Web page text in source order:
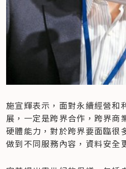
施宣輝表示，面對永續經營和
展，一定是跨界合作，跨界商
硬體能力，對於跨界要面臨很
做到不同服務內容，資料安全